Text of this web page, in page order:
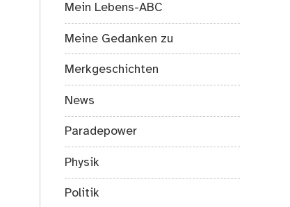
Mein Lebens-ABC
Meine Gedanken zu
Merkgeschichten
News
Paradepower
Physik
Politik